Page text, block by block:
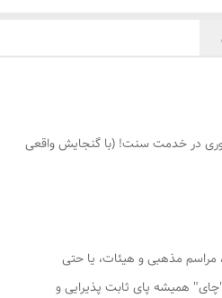
استیل: نوآوری در خدمت سنت! (با گنجایش واقعی
مذهبی و هیئات، یا حتی
همیشه پای ثابت پذیرایی و